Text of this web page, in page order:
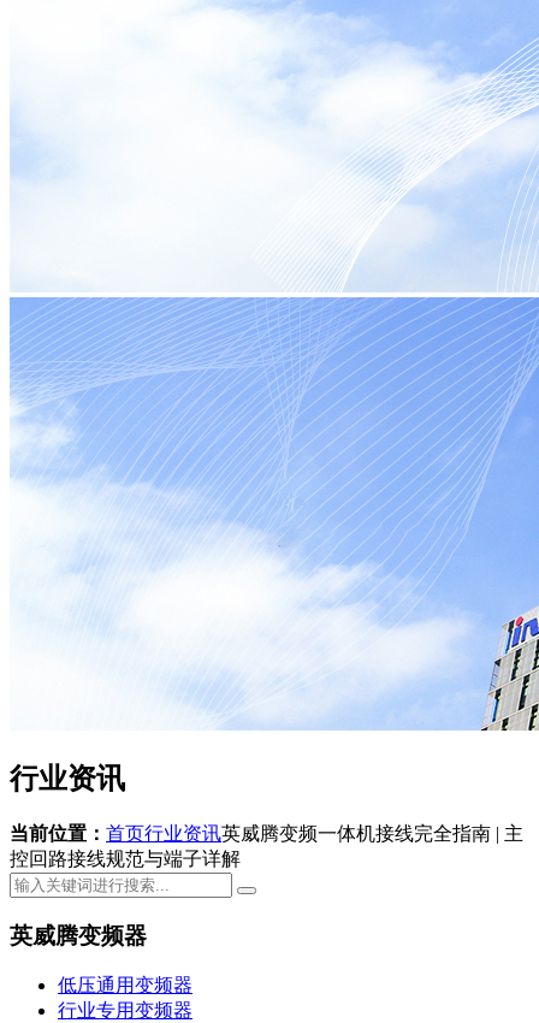
行业资讯
当前位置： 首页行业资讯英威腾变频一体机接线完全指南 | 主
控回路接线规范与端子详解
英威腾变频器
低压通用变频器
行业专用变频器